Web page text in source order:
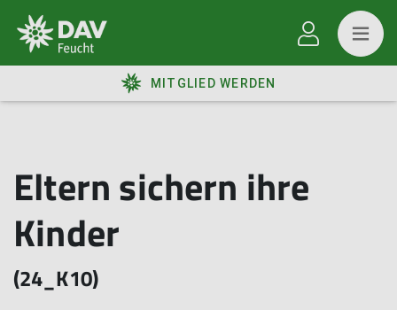
MITGLIED WERDEN
Eltern sichern ihre
Kinder
(24_K10)